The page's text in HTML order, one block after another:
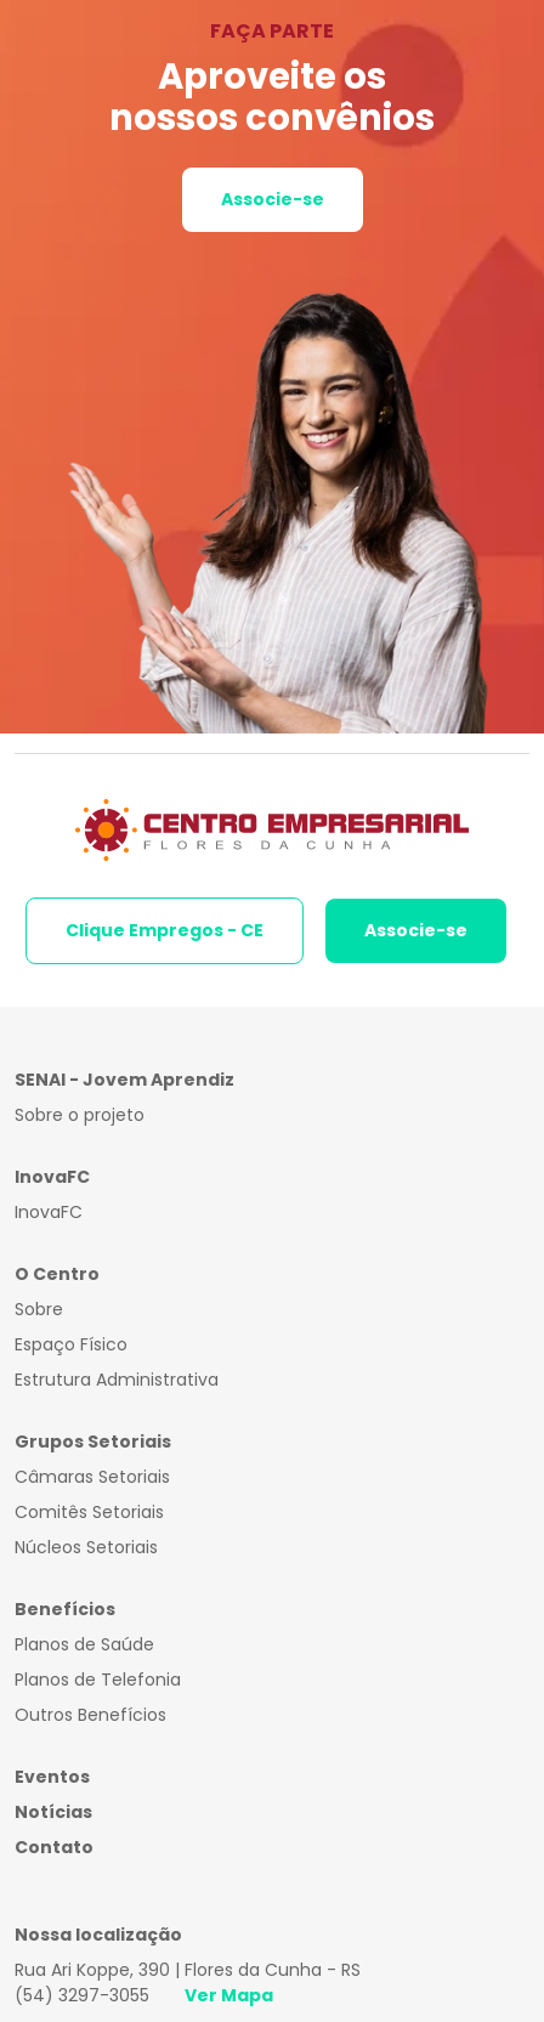
FAÇA PARTE
Aproveite os
nossos convênios
Associe-se
Clique Empregos - CE Associe-se
SENAI - Jovem Aprendiz
Sobre o projeto
InovaFC
InovaFC
O Centro
Sobre
Espaço Físico
Estrutura Administrativa
Grupos Setoriais
Câmaras Setoriais
Comitês Setoriais
Núcleos Setoriais
Benefícios
Planos de Saúde
Planos de Telefonia
Outros Benefícios
Eventos
Notícias
Contato
Nossa localização
Rua Ari Koppe, 390 | Flores da Cunha - RS
(54) 3297-3055
Ver Mapa